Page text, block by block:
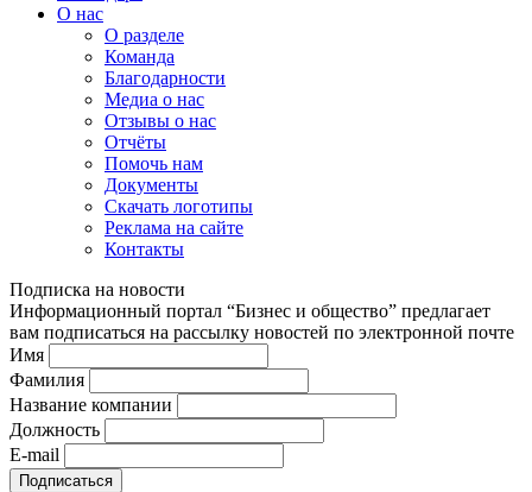
О нас
О разделе
Команда
Благодарности
Медиа о нас
Отзывы о нас
Отчёты
Помочь нам
Документы
Скачать логотипы
Реклама на сайте
Контакты
Подписка на новости
Информационный портал “Бизнес и общество” предлагает
вам подписаться на рассылку новостей по электронной почте
Имя
Фамилия
Название компании
Должность
E-mail